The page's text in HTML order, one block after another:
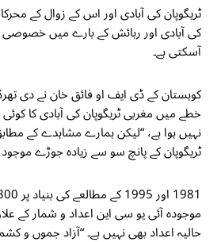
ٹریگوپان کی آبادی اور اس کے زوال کے
کی آبادی اور رہائش کے بارے میں خصوصی
آسکتی ہے۔
کوہستان کے ڈی ایف او فائق خان نے دی
خطے میں مغربی ٹریگوپان کی آبادی کا
نہیں ہوا ہے، “لیکن ہمارے مشاہدے کے
ٹریگوپان کے پانچ سو سے زیادہ جوڑے
موجودہ آئی یو سی این اعداد و شمار کے
حالیہ اعداد بھی نہیں ہے۔ “آزاد جموں و